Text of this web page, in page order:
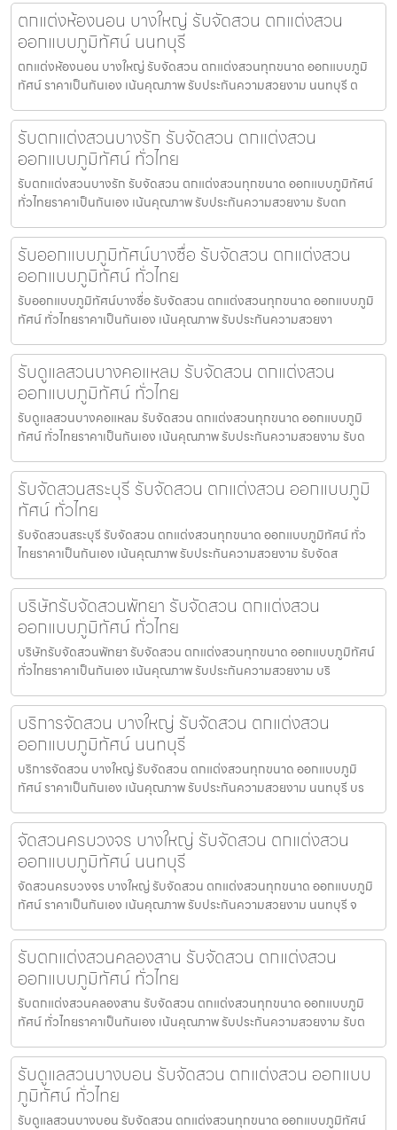
ตกแต่งห้องนอน บางใหญ่ รับจัดสวน ตกแต่งสวน
ออกแบบภูมิทัศน์ นนทบุรี
ตกแต่งห้องนอน บางใหญ่ รับจัดสวน ตกแต่งสวนทุกขนาด ออกแบบภูมิ
ทัศน์ ราคาเป็นกันเอง เน้นคุณภาพ รับประกันความสวยงาม นนทบุรี ต
รับตกแต่งสวนบางรัก รับจัดสวน ตกแต่งสวน
ออกแบบภูมิทัศน์ ทั่วไทย
รับตกแต่งสวนบางรัก รับจัดสวน ตกแต่งสวนทุกขนาด ออกแบบภูมิทัศน์
ทั่วไทยราคาเป็นกันเอง เน้นคุณภาพ รับประกันความสวยงาม รับตก
รับออกแบบภูมิทัศน์บางซื่อ รับจัดสวน ตกแต่งสวน
ออกแบบภูมิทัศน์ ทั่วไทย
รับออกแบบภูมิทัศน์บางซื่อ รับจัดสวน ตกแต่งสวนทุกขนาด ออกแบบภูมิ
ทัศน์ ทั่วไทยราคาเป็นกันเอง เน้นคุณภาพ รับประกันความสวยงา
รับดูแลสวนบางคอแหลม รับจัดสวน ตกแต่งสวน
ออกแบบภูมิทัศน์ ทั่วไทย
รับดูแลสวนบางคอแหลม รับจัดสวน ตกแต่งสวนทุกขนาด ออกแบบภูมิ
ทัศน์ ทั่วไทยราคาเป็นกันเอง เน้นคุณภาพ รับประกันความสวยงาม รับด
รับจัดสวนสระบุรี รับจัดสวน ตกแต่งสวน ออกแบบภูมิ
ทัศน์ ทั่วไทย
รับจัดสวนสระบุรี รับจัดสวน ตกแต่งสวนทุกขนาด ออกแบบภูมิทัศน์ ทั่ว
ไทยราคาเป็นกันเอง เน้นคุณภาพ รับประกันความสวยงาม รับจัดส
บริษัทรับจัดสวนพัทยา รับจัดสวน ตกแต่งสวน
ออกแบบภูมิทัศน์ ทั่วไทย
บริษัทรับจัดสวนพัทยา รับจัดสวน ตกแต่งสวนทุกขนาด ออกแบบภูมิทัศน์
ทั่วไทยราคาเป็นกันเอง เน้นคุณภาพ รับประกันความสวยงาม บริ
บริการจัดสวน บางใหญ่ รับจัดสวน ตกแต่งสวน
ออกแบบภูมิทัศน์ นนทบุรี
บริการจัดสวน บางใหญ่ รับจัดสวน ตกแต่งสวนทุกขนาด ออกแบบภูมิ
ทัศน์ ราคาเป็นกันเอง เน้นคุณภาพ รับประกันความสวยงาม นนทบุรี บร
จัดสวนครบวงจร บางใหญ่ รับจัดสวน ตกแต่งสวน
ออกแบบภูมิทัศน์ นนทบุรี
จัดสวนครบวงจร บางใหญ่ รับจัดสวน ตกแต่งสวนทุกขนาด ออกแบบภูมิ
ทัศน์ ราคาเป็นกันเอง เน้นคุณภาพ รับประกันความสวยงาม นนทบุรี จ
รับตกแต่งสวนคลองสาน รับจัดสวน ตกแต่งสวน
ออกแบบภูมิทัศน์ ทั่วไทย
รับตกแต่งสวนคลองสาน รับจัดสวน ตกแต่งสวนทุกขนาด ออกแบบภูมิ
ทัศน์ ทั่วไทยราคาเป็นกันเอง เน้นคุณภาพ รับประกันความสวยงาม รับต
รับดูแลสวนบางบอน รับจัดสวน ตกแต่งสวน ออกแบบ
ภูมิทัศน์ ทั่วไทย
รับดูแลสวนบางบอน รับจัดสวน ตกแต่งสวนทุกขนาด ออกแบบภูมิทัศน์